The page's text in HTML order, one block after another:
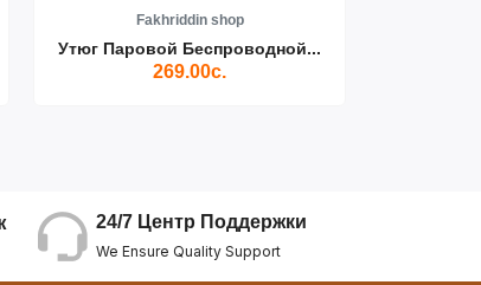
Fakhriddin shop
Утюг Паровой Беспроводной...
269.00с.
24/7 Центр Поддержки
We Ensure Quality Support